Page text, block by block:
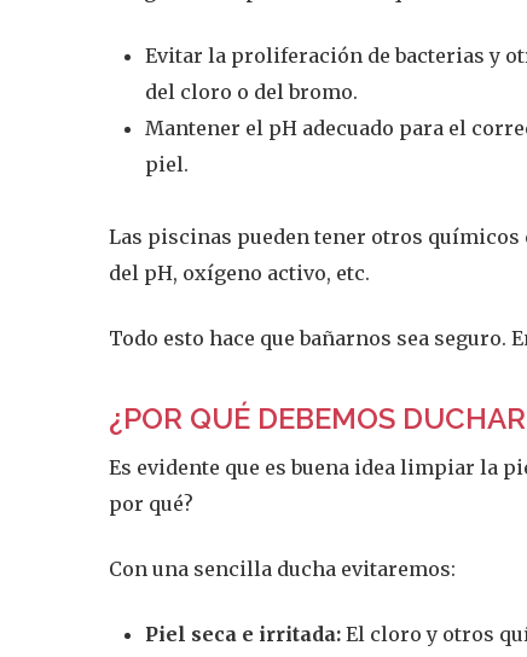
Evitar la proliferación de bacterias y
del cloro o del bromo.
Mantener el pH adecuado para el
piel.
Las piscinas pueden tener otros
del pH, oxígeno activo, etc.
Todo esto hace que bañarnos sea seguro.
¿POR QUÉ DEBEMOS
Es evidente que es buena idea limpiar la
por qué?
Con una sencilla ducha evitaremos:
Piel seca e irritada: El cloro y otros